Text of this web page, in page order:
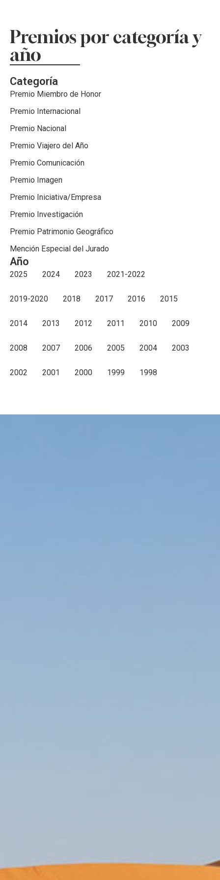
Premios por categoría y
año
Categoría
Premio Miembro de Honor
Premio Internacional
Premio Nacional
Premio Viajero del Año
Premio Comunicación
Premio Imagen
Premio Iniciativa/Empresa
Premio Investigación
Premio Patrimonio Geográfico
Mención Especial del Jurado
Año
2025 2024 2023 2021-2022
2019-2020 2018 2017 2016 2015
2014 2013 2012 2011 2010 2009
2008 2007 2006 2005 2004 2003
2002 2001 2000 1999 1998